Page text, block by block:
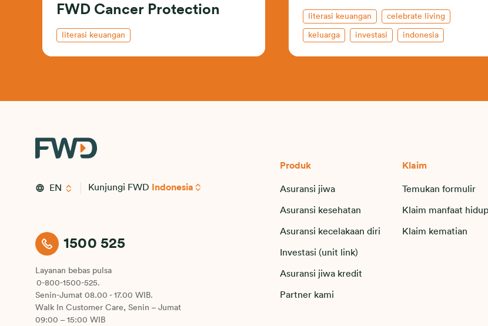
FWD Cancer Protection
literasi keuangan
literasi keuangan celebrate living
keluarga investasi indonesia
EN Kunjungi FWD Indonesia
1500 525
Layanan bebas pulsa
0-800-1500-525.
Senin-Jumat 08.00 - 17.00 WIB.
Walk In Customer Care, Senin – Jumat
09:00 – 15:00 WIB
Produk
Asuransi jiwa
Asuransi kesehatan
Asuransi kecelakaan diri
Investasi (unit link)
Asuransi jiwa kredit
Partner kami
Klaim
Temukan formulir
Klaim manfaat hidup
Klaim kematian